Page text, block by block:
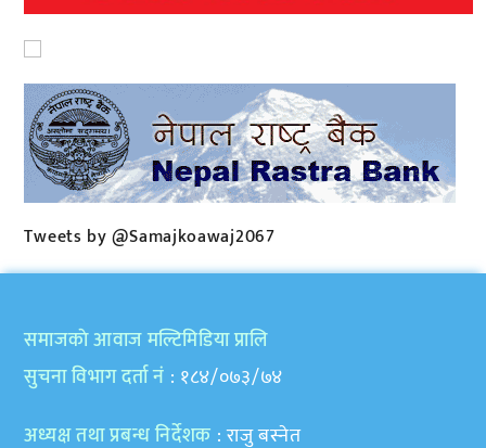
Tweets by @Samajkoawaj2067
समाजकाे आवाज मल्टिमिडिया प्रालि
सुचना विभाग दर्ता नं : १८४/०७३/७४
अध्यक्ष तथा प्रबन्ध निर्देशक : राजु बस्नेत